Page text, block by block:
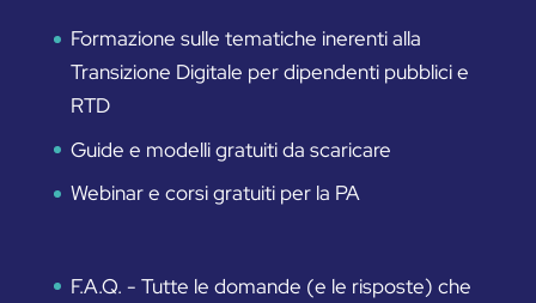
Formazione sulle tematiche inerenti alla
Transizione Digitale per dipendenti pubblici e
RTD
Guide e modelli gratuiti da scaricare
Webinar e corsi gratuiti per la PA
F.A.Q. - Tutte le domande (e le risposte) che